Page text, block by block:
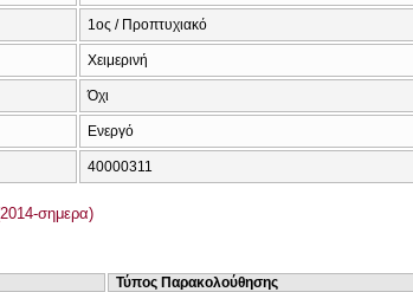
1ος / Προπτυχιακό
Χειμερινή
Όχι
Ενεργό
40000311
σημερα)
Τύπος Παρακολούθησης